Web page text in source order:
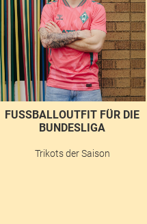
FUSSBALLOUTFIT FÜR DIE B
UNDESLIGA
Trikots der Saison